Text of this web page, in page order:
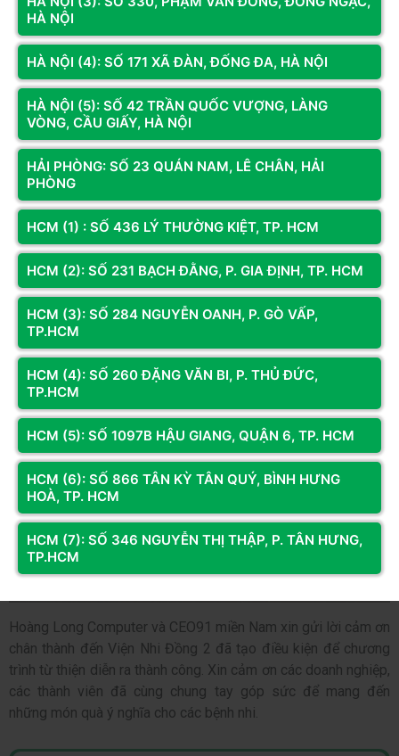
Gần 200 phần quà, tuy nhỏ bé, nhưng chứa đựng nhiều tình
cảm và sự quan tâm của cộng đồng doanh nghiệp dành cho
các bệnh nhi. Những món quà này không chỉ giúp các em vơi
bớt nỗi đau về thể xác mà còn là nguồn động viên tinh thần lớn
lao, giúp các em có thêm nghị lực để chiến đấu với bệnh tật.
Hành động ý nghĩa của Hoàng Long Computer và CEO91 miền
Nam đã lan tỏa yêu thương và truyền cảm hứng đến cộng
đồng. Hy vọng rằng, sẽ có ngày càng nhiều doanh nghiệp và
cá nhân quan tâm, tham gia vào các hoạt động xã hội, góp sức
xây dựng một xã hội tốt đẹp hơn.
Hoàng Long Computer và CEO91 miền Nam xin gửi lời cảm ơn
chân thành đến Viện Nhi Đồng 2 đã tạo điều kiện để chương
trình từ thiện diễn ra thành công. Xin cảm ơn các doanh nghiệp,
các thành viên đã cùng chung tay góp sức để mang đến
những món quà ý nghĩa cho các bệnh nhi.
HÀ NỘI
HÀ NỘI (4): SỐ 171 XÃ ĐÀN, ĐỐNG ĐA, HÀ NỘI
HÀ NỘI (5): SỐ 42 TRẦN QUỐC VƯỢNG, LÀNG
VÒNG, CẦU GIẤY, HÀ NỘI
HẢI PHÒNG: SỐ 23 QUÁN NAM, LÊ CHÂN, HẢI
PHÒNG
HCM (1) : SỐ 436 LÝ THƯỜNG KIỆT, TP. HCM
HCM (2): SỐ 231 BẠCH ĐẰNG, P. GIA ĐỊNH, TP. HCM
HCM (3): SỐ 284 NGUYỄN OANH, P. GÒ VẤP,
TP.HCM
HCM (4): SỐ 260 ĐẶNG VĂN BI, P. THỦ ĐỨC,
TP.HCM
HCM (5): SỐ 1097B HẬU GIANG, QUẬN 6, TP. HCM
HCM (6): SỐ 866 TÂN KỲ TÂN QUÝ, BÌNH HƯNG
HOÀ, TP. HCM
HCM (7): SỐ 346 NGUYỄN THỊ THẬP, P. TÂN HƯNG,
TP.HCM